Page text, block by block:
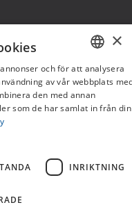
SWEDISH
FI
×
och för att analysera
av vår webbplats
den med annan
som de har samlat in från din
INRIKTNING